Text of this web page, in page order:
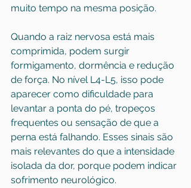
muito tempo na mesma posição.
Quando a raiz nervosa está mais
comprimida, podem surgir
formigamento, dormência e redução
de força. No nível L4-L5, isso pode
aparecer como dificuldade para
levantar a ponta do pé, tropeços
frequentes ou sensação de que a
perna está falhando. Esses sinais são
mais relevantes do que a intensidade
isolada da dor, porque podem indicar
sofrimento neurológico.